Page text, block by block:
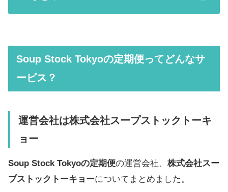
Soup Stock Tokyoの定期便ってどんなサ
ービス？
運営会社は株式会社スープストックトーキ
ョー
Soup Stock Tokyoの定期便の運営会社、 株式会社スー
プストックトーキョーについてまとめました。